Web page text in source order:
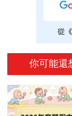
你可能還